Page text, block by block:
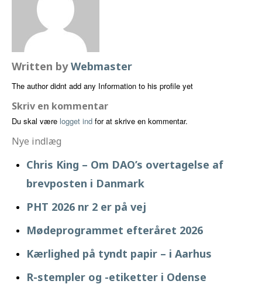
Written byWebmaster
The author didnt add any Information to his profile yet
Skriv en kommentar
Du skal være logget ind for at skrive en kommentar.
Nye indlæg
Chris King – Om DAO’s overtagelse af
brevposten i Danmark
PHT 2026 nr 2 er på vej
Mødeprogrammet efteråret 2026
Kærlighed på tyndt papir – i Aarhus
R-stempler og -etiketter i Odense